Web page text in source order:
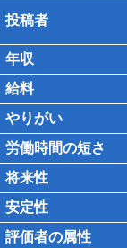
投稿者
年収
給料
やりがい
労働時間の短さ
将来性
安定性
評価者の属性